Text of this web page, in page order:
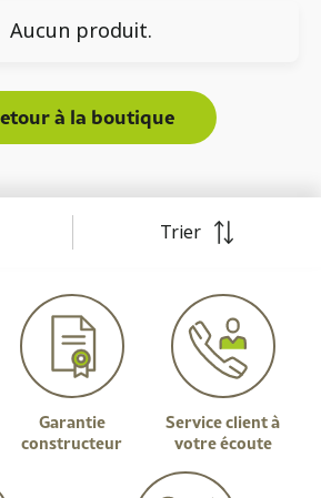
Aucun produit.
à la boutique
Trier
Garantie
constructeur
Service client à
votre écoute